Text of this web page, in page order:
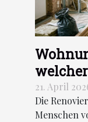
die
21. April
Die
Menschen